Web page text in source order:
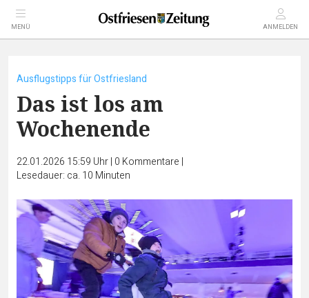
MENÜ ANMELDEN
Ausflugstipps für Ostfriesland
Das ist los am
Wochenende
22.01.2026 15:59 Uhr| 0 Kommentare |
Lesedauer: ca. 10 Minuten